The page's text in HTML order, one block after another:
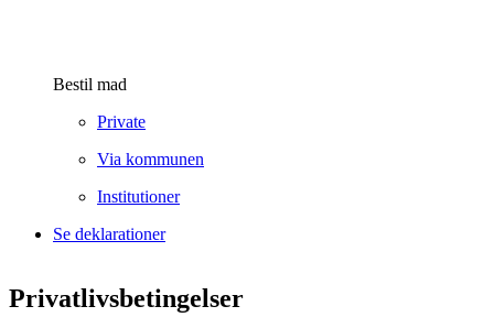
Bestil mad
Private
Via kommunen
Institutioner
Se deklarationer
Privatlivsbetingelser